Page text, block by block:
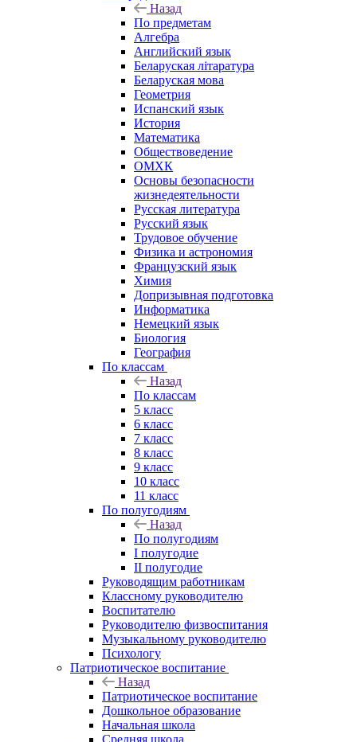
Назад
По предметам
Алгебра
Английский язык
Беларуская літаратура
Беларуская мова
Геометрия
Испанский язык
История
Математика
Обществоведение
ОМХК
Основы безопасности
жизнедеятельности
Русская литература
Русский язык
Трудовое обучение
Физика и астрономия
Французский язык
Химия
Допризывная подготовка
Информатика
Немецкий язык
Биология
География
По классам
Назад
По классам
5 класс
6 класс
7 класс
8 класс
9 класс
10 класс
11 класс
По полугодиям
Назад
По полугодиям
I полугодие
II полугодие
Руководящим работникам
Классному руководителю
Воспитателю
Руководителю физвоспитания
Музыкальному руководителю
Психологу
Патриотическое воспитание
Назад
Патриотическое воспитание
Дошкольное образование
Начальная школа
Средняя школа